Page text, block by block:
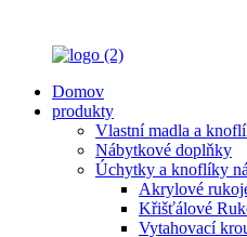
Domov
produkty
Vlastní madla a
Nábytkové doplňky
Úchytky a knoflíky
Akrylové
Křišťálové
Vytahovací